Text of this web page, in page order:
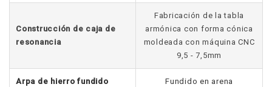
Construcción de caja de
resonancia
Fabricación de la tabla
armónica con forma cónica
moldeada con máquina CNC
9,5 - 7,5mm
Arpa de hierro fundido Fundido en arena